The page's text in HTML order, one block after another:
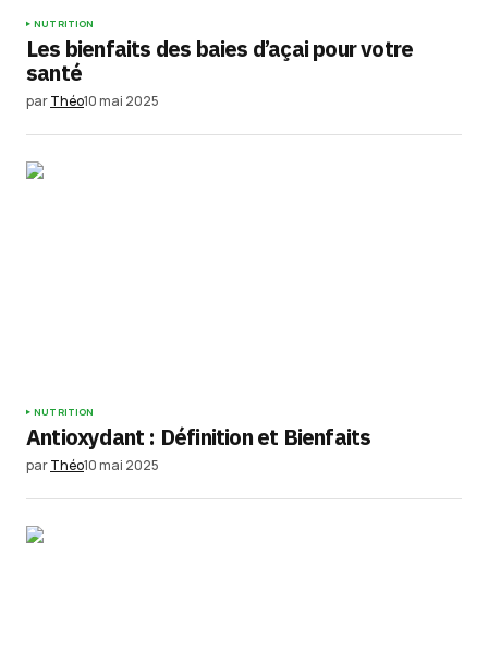
NUTRITION
Les bienfaits des baies d’açai pour votre
santé
parThéo10 mai 2025
NUTRITION
Antioxydant : Définition et Bienfaits
parThéo10 mai 2025